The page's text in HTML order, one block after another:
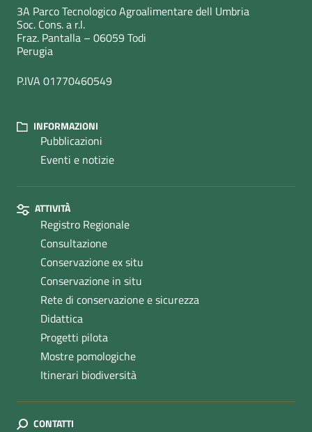
3A Parco Tecnologico Agroalimentare dell Umbria
Soc. Cons. a r.l.
Fraz. Pantalla – 06059 Todi
Perugia
P.IVA 01770460549
INFORMAZIONI
Pubblicazioni
Eventi e notizie
ATTIVITÀ
Registro Regionale
Consultazione
Conservazione ex situ
Conservazione in situ
Rete di conservazione e sicurezza
Didattica
Progetti pilota
Mostre pomologiche
Itinerari biodiversità
CONTATTI